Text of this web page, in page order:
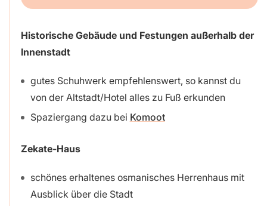
Historische Gebäude und Festungen außerhalb der
Innenstadt
gutes Schuhwerk empfehlenswert, so kannst du
von der Altstadt/Hotel alles zu Fuß erkunden
Spaziergang dazu bei Komoot
Zekate-Haus
schönes erhaltenes osmanisches Herrenhaus mit
Ausblick über die Stadt